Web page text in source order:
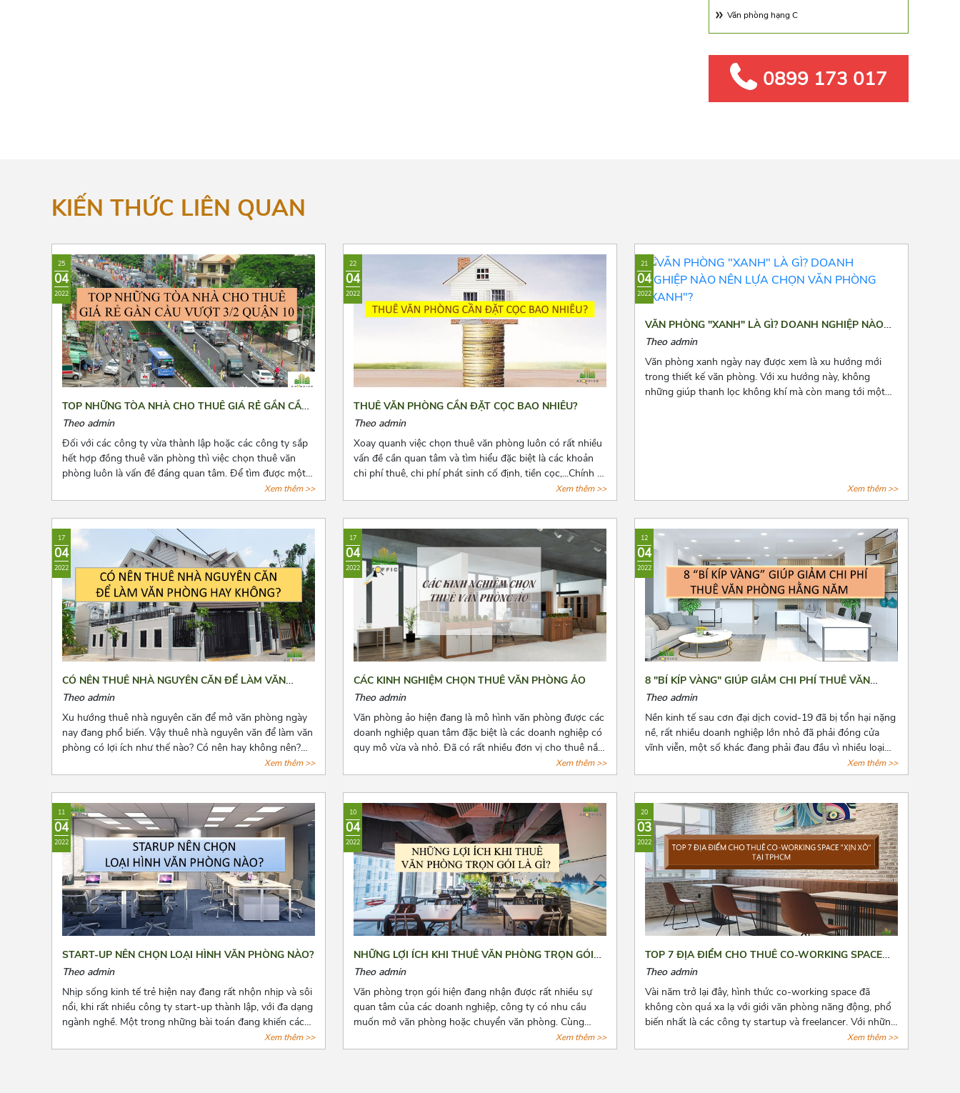
Trần Đăng Ninh
Lê Văn Lương
Văn phòng hạng C
0899 173 017
KIẾN THỨC LIÊN QUAN
25
04
2022
TOP NHỮNG TÒA NHÀ CHO THUÊ GIÁ RẺ GẦN CẦU
VƯỢT 3/2 QUẬN 10
Theo admin
Đối với các công ty vừa thành lập hoặc các công ty sắp
hết hợp đồng thuê văn phòng thì việc chọn thuê văn
phòng luôn là vấn đề đáng quan tâm. Để tìm được một
văn phòng vừa ý, giá cả hợp lý, vị trí thuận tiện đi lại, cơ
sở hạ tầng tốt thật sự khiến các chủ doanh nghiệp cân
nhắc lựa chọn rất nhiều. Bài viết này, Azoffice sẽ chia sẻ
cho các bạn top những tòa nhà cho thuê giá rẻ gần cầu
vượt 3/2 quận 10.
Xem thêm >>
22
04
2022
THUÊ VĂN PHÒNG CẦN ĐẶT CỌC BAO NHIÊU?
Theo admin
Xoay quanh việc chọn thuê văn phòng luôn có rất nhiều
vấn đề cần quan tâm và tìm hiểu đặc biệt là các khoản
chi phí thuê, chi phí phát sinh cố định, tiền cọc,...Chính vì
vậy trước khi quyết định thuê văn phòng, bên thuê cần
biết rõ số tiền cọc và các loại chi phí thuê hằng tháng,
những quy định pháp luật có liên quan và cách để lấy lại
tiền cọc trong những trường hợp rủi ro có thể xảy ra.
Cùng Azoffice tìm hiểu thêm về nội dung này trong bài
viết dưới đây nhé!
Xem thêm >>
21
04
2022
VĂN PHÒNG "XANH" LÀ GÌ? DOANH NGHIỆP NÀO
NÊN LỰA CHỌN VĂN PHÒNG "XANH"?
Theo admin
Văn phòng xanh ngày nay được xem là xu hướng mới
trong thiết kế văn phòng. Với xu hướng này, không
những giúp thanh lọc không khí mà còn mang tới một
Xem thêm >>
17
04
2022
CÓ NÊN THUÊ NHÀ NGUYÊN CĂN ĐỂ LÀM VĂN
PHÒNG HAY KHÔNG?
Theo admin
Xu hướng thuê nhà nguyên căn để mở văn phòng ngày
nay đang phổ biến. Vậy thuê nhà nguyên văn để làm văn
phòng có lợi ích như thế nào? Có nên hay không nên?
Cùng Azoffice tìm câu trả lời các câu hỏi này qua bài viết
dưới đây nhé!
Xem thêm >>
17
04
2022
CÁC KINH NGHIỆM CHỌN THUÊ VĂN PHÒNG ẢO
Theo admin
Văn phòng ảo hiện đang là mô hình văn phòng được các
doanh nghiệp quan tâm đặc biệt là các doanh nghiệp có
quy mô vừa và nhỏ. Đã có rất nhiều đơn vị cho thuê nắm
bắt được xu hướng đó và tiến hành mở rộng cho thuê
loại hình văn phòng này. Tuy nhiên, đây là dịch vụ còn
quá mới mẻ khiến cho các doanh nghiệp có nhiều điều
phân vân. Bài viết này, Azoffice mong rằng sẽ giải đáp
các thắc mắc của các quý doanh nghiệp.
Xem thêm >>
12
04
2022
8 "BÍ KÍP VÀNG" GIÚP GIẢM CHI PHÍ THUÊ VĂN
PHÒNG HẰNG NĂM
Theo admin
Nền kinh tế sau cơn đại dịch covid-19 đã bị tổn hại nặng
nề, rất nhiều doanh nghiệp lớn nhỏ đã phải đóng cửa
vĩnh viễn, một số khác đang phải đau đầu vì nhiều loại
chi phí cố định phải chi trả, trong đó không thể không
nhắc đến chi phí thuê văn phòng, kho bãi,...Bài viết là 8
“bí kíp vàng” mà Azoffice muốn chia sẻ để phần nào
giúp các bạn giảm chi phí thuê văn phòng, giảm bớt nỗi
lo cho các doanh nghiệp.
Xem thêm >>
11
04
2022
START-UP NÊN CHỌN LOẠI HÌNH VĂN PHÒNG NÀO?
Theo admin
Nhịp sống kinh tế trẻ hiện nay đang rất nhộn nhịp và sôi
nổi, khi rất nhiều công ty start-up thành lập, với đa dạng
ngành nghề. Một trong những bài toán đang khiến các
start-up đau đầu là chọn lựa một văn phòng sao cho
phù hợp với mức vốn ban đầu còn hạn hẹp. Và bài viết
Xem thêm >>
10
04
2022
NHỮNG LỢI ÍCH KHI THUÊ VĂN PHÒNG TRỌN GÓI
LÀ GÌ?
Theo admin
Văn phòng trọn gói hiện đang nhận được rất nhiều sự
quan tâm của các doanh nghiệp, công ty có nhu cầu
muốn mở văn phòng hoặc chuyển văn phòng. Cùng
Azoffice điểm danh những lợi ích khi thuê văn phòng
trọn gói qua bài viết dưới đây nhé!
Xem thêm >>
20
03
2022
TOP 7 ĐỊA ĐIỂM CHO THUÊ CO-WORKING SPACE
“XỊN XÒ” TẠI TPHCM
Theo admin
Vài năm trở lại đây, hình thức co-working space đã
không còn quá xa lạ với giới văn phòng năng động, phổ
biến nhất là các công ty startup và freelancer. Với những
tiện ích cơ bản của giới văn phòng, hình thức này còn
đặt biệt chú trọng đến không gian tạo nguồn cảm hứng
Xem thêm >>